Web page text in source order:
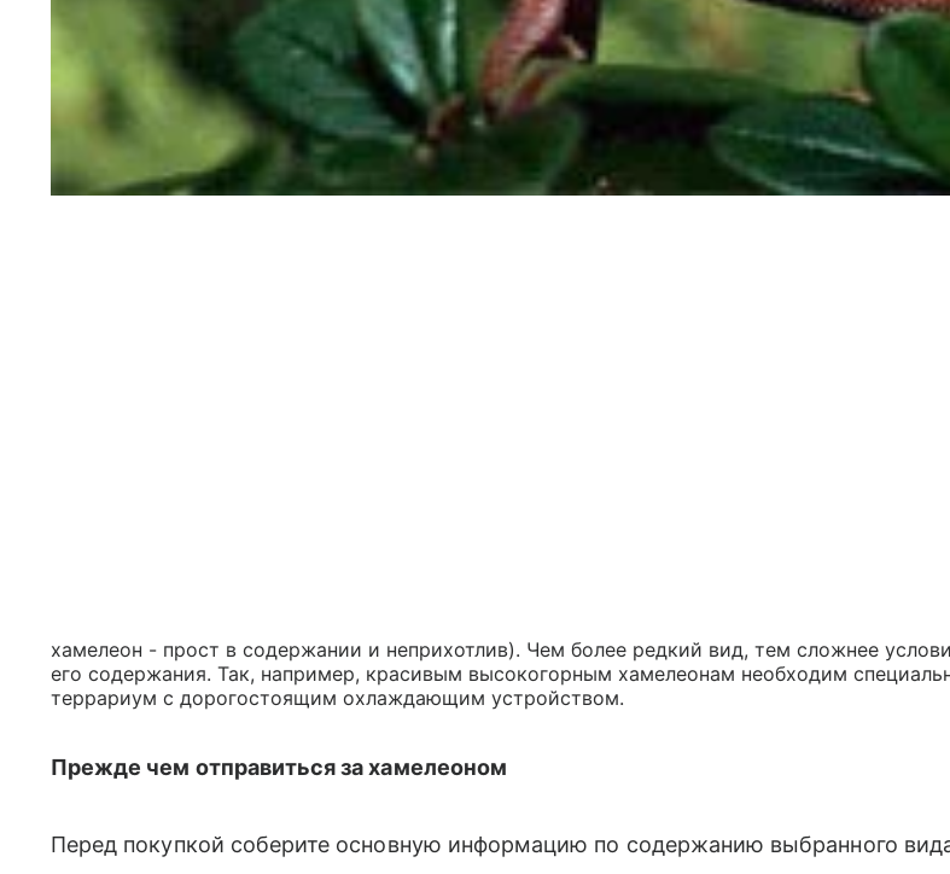
хамелеон - прост в содержании и неприхотлив). Чем более редкий вид, тем сложнее
его содержания. Так, например, красивым высокогорным хамелеонам необходим
террариум с дорогостоящим охлаждающим устройством.
Прежде чем отправиться за хамелеоном
Перед покупкой соберите основную информацию по содержанию выбранного